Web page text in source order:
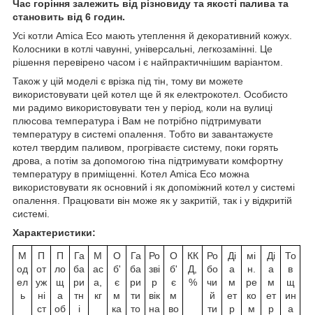
Час горіння залежить від різновиду та якості палива та
становить від 6 годин.
Усі котли Amica Eco мають утеплення й декоративний кожух.
Колосники в котлі чавунні, універсальні, легкозамінні. Це
рішення перевірено часом і є найпрактичнішим варіантом.
Також у цій моделі є врізка під тін, тому ви можете
використовувати цей котел ще й як електрокотел. Особисто
ми радимо використовувати тен у період, коли на вулиці
плюсова температура і Вам не потрібно підтримувати
температуру в системі опалення. Тобто ви завантажуєте
котел твердим паливом, прогріваєте систему, поки горять
дрова, а потім за допомогою тіна підтримувати комфортну
температуру в приміщенні. Котел Amica Eco можна
використовувати як основний і як допоміжний котел у системі
опалення. Працювати він може як у закритій, так і у відкритій
системі.
Характеристики:
М
од
ел
ь
П
от
уж
ні
ст
П
ло
щ
а
об
Га
ба
ри
тн
і
М
ас
а,
кг
О
б'
є
м
ка
Га
ба
ри
ти
то
Ро
зві
р
вік
на
О
б'
є
м
во
КК
Д,
%
Ро
бо
чи
й
ти
Ді
а
м
ет
р
мі
н.
ре
ко
м
Ді
а
м
ет
р
То
в
щ
ин
а